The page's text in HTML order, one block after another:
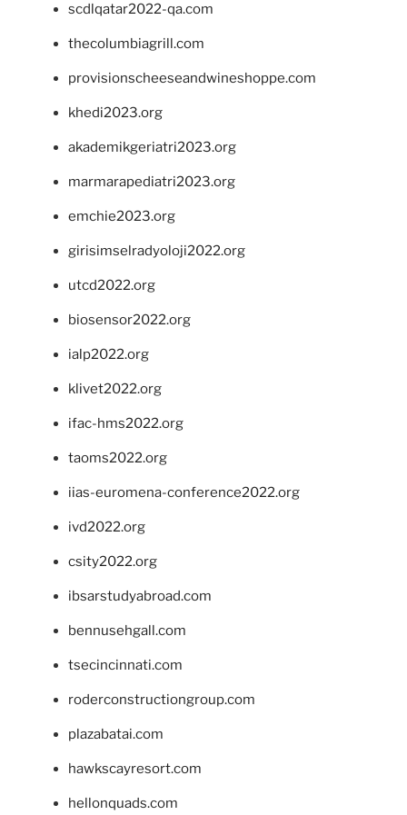
scdlqatar2022-qa.com
thecolumbiagrill.com
provisionscheeseandwineshoppe.com
khedi2023.org
akademikgeriatri2023.org
marmarapediatri2023.org
emchie2023.org
girisimselradyoloji2022.org
utcd2022.org
biosensor2022.org
ialp2022.org
klivet2022.org
ifac-hms2022.org
taoms2022.org
iias-euromena-conference2022.org
ivd2022.org
csity2022.org
ibsarstudyabroad.com
bennusehgall.com
tsecincinnati.com
roderconstructiongroup.com
plazabatai.com
hawkscayresort.com
hellonquads.com